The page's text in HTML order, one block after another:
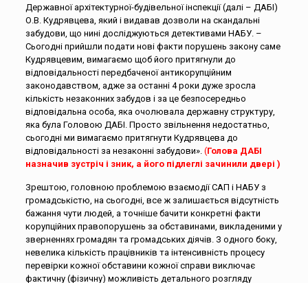
Державної архітектурної-будівельної інспекції (далі – ДАБІ)
О.В. Кудрявцева, який і видавав дозволи на скандальні
забудови, що нині досліджуються детективами НАБУ. –
Сьогодні прийшли подати нові факти порушень закону саме
Кудрявцевим, вимагаємо щоб його притягнули до
відповідальності передбаченої антикорупційним
законодавством, адже за останні 4 роки дуже зросла
кількість незаконних забудов і за це безпосередньо
відповідальна особа, яка очолювала державну структуру,
яка була Головою ДАБІ. Просто звільнення недостатньо,
сьогодні ми вимагаємо притягнути Кудрявцева до
відповідальності за незаконні забудови». (Голова ДАБІ
назначив зустріч і зник, а його підлеглі зачинили двері )
Зрештою, головною проблемою взаємодії САП і НАБУ з
громадськістю, на сьогодні, все ж залишається відсутність
бажання чути людей, а точніше бачити конкретні факти
корупційних правопорушень за обставинами, викладеними у
зверненнях громадян та громадських діячів. З одного боку,
невелика кількість працівників та інтенсивність процесу
перевірки кожної обставини кожної справи виключає
фактичну (фізичну) можливість детального розгляду